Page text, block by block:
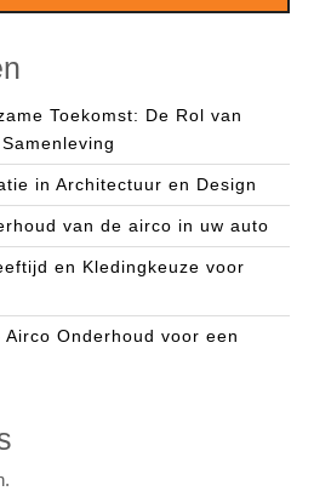
Toekomst: De Rol van
in Architectuur en Design
van de airco in uw auto
en Kledingkeuze voor
Onderhoud voor een